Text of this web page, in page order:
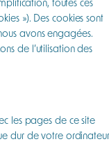
toutes ces
»). Des cookies sont
avons engagées.
de l’utilisation des
les pages de ce site
dur de votre ordinateur